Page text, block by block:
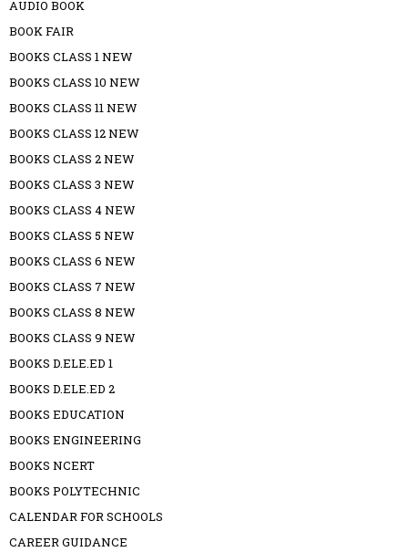
AUDIO BOOK
BOOK FAIR
BOOKS CLASS 1 NEW
BOOKS CLASS 10 NEW
BOOKS CLASS 11 NEW
BOOKS CLASS 12 NEW
BOOKS CLASS 2 NEW
BOOKS CLASS 3 NEW
BOOKS CLASS 4 NEW
BOOKS CLASS 5 NEW
BOOKS CLASS 6 NEW
BOOKS CLASS 7 NEW
BOOKS CLASS 8 NEW
BOOKS CLASS 9 NEW
BOOKS D.ELE.ED 1
BOOKS D.ELE.ED 2
BOOKS EDUCATION
BOOKS ENGINEERING
BOOKS NCERT
BOOKS POLYTECHNIC
CALENDAR FOR SCHOOLS
CAREER GUIDANCE